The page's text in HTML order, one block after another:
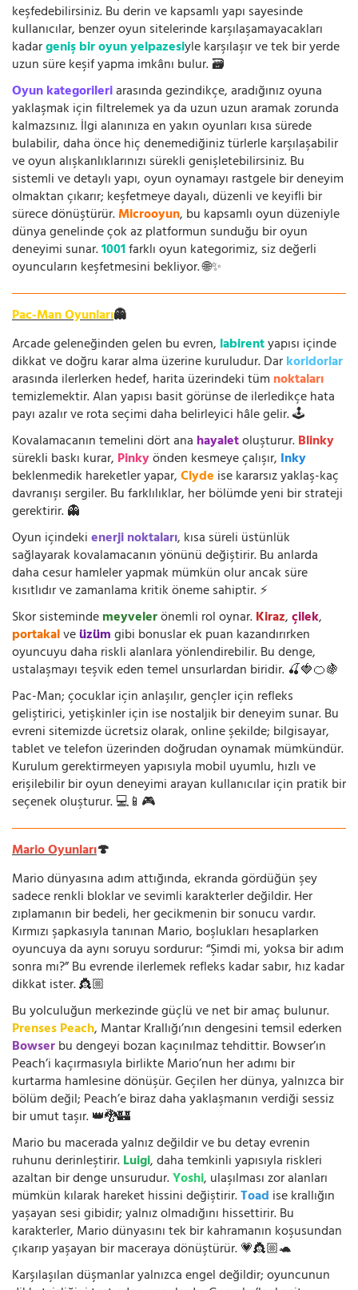
keşfedebilirsiniz. Bu derin ve kapsamlı yapı sayesinde
kullanıcılar, benzer oyun sitelerinde karşılaşamayacakları
kadargeniş bir oyun yelpazesiyle karşılaşır ve tek bir yerde
uzun süre keşif yapma imkânı bulur. 🗃️
Oyun kategorileriarasında gezindikçe, aradığınız oyuna
yaklaşmak için filtrelemek ya da uzun uzun aramak zorunda
kalmazsınız. İlgi alanınıza en yakın oyunları kısa sürede
bulabilir, daha önce hiç denemediğiniz türlerle karşılaşabilir
ve oyun alışkanlıklarınızı sürekli genişletebilirsiniz. Bu
sistemli ve detaylı yapı, oyun oynamayı rastgele bir deneyim
olmaktan çıkarır; keşfetmeye dayalı, düzenli ve keyifli bir
sürece dönüştürür.Microoyun, bu kapsamlı oyun düzeniyle
dünya genelinde çok az platformun sunduğu bir oyun
deneyimi sunar.1001farklı oyun kategorimiz, siz değerli
oyuncuların keşfetmesini bekliyor. 🌐✨
Pac-Man Oyunları👻
Arcade geleneğinden gelen bu evren, labirentyapısı içinde
dikkat ve doğru karar alma üzerine kuruludur. Darkoridorlar
arasında ilerlerken hedef, harita üzerindeki tüm noktaları
temizlemektir. Alan yapısı basit görünse de ilerledikçe hata
payı azalır ve rota seçimi daha belirleyici hâle gelir. 🕹️
Kovalamacanın temelini dört ana hayaletoluşturur.Blinky
sürekli baskı kurar, Pinkyönden kesmeye çalışır, Inky
beklenmedik hareketler yapar,Clyde ise kararsız yaklaş-kaç
davranışı sergiler. Bu farklılıklar, her bölümde yeni bir strateji
gerektirir. 👻
Oyun içindekienerji noktaları, kısa süreli üstünlük
sağlayarak kovalamacanın yönünü değiştirir. Bu anlarda
daha cesur hamleler yapmak mümkün olur ancak süre
kısıtlıdır ve zamanlama kritik öneme sahiptir. ⚡
Skor sistemindemeyvelerönemli rol oynar.Kiraz,çilek,
portakalveüzümgibi bonuslar ek puan kazandırırken
oyuncuyu daha riskli alanlara yönlendirebilir. Bu denge,
ustalaşmayı teşvik eden temel unsurlardan biridir. 🍒🍓🍊🍇
Pac-Man; çocuklar için anlaşılır, gençler için refleks
geliştirici, yetişkinler için ise nostaljik bir deneyim sunar. Bu
evreni sitemizde ücretsiz olarak, online şekilde; bilgisayar,
tablet ve telefon üzerinden doğrudan oynamak mümkündür.
Kurulum gerektirmeyen yapısıyla mobil uyumlu, hızlı ve
erişilebilir bir oyun deneyimi arayan kullanıcılar için pratik bir
seçenek oluşturur. 💻📱🎮
Mario Oyunları🍄
Mario dünyasına adım attığında, ekranda gördüğün şey
sadece renkli bloklar ve sevimli karakterler değildir. Her
zıplamanın bir bedeli, her gecikmenin bir sonucu vardır.
Kırmızı şapkasıyla tanınan Mario, boşlukları hesaplarken
oyuncuya da aynı soruyu sordurur: “Şimdi mi, yoksa bir adım
sonra mı?” Bu evrende ilerlemek refleks kadar sabır, hız kadar
dikkat ister. 👸🏼
Bu yolculuğun merkezinde güçlü ve net bir amaç bulunur.
Prenses Peach, Mantar Krallığı’nın dengesini temsil ederken
Bowserbu dengeyi bozan kaçınılmaz tehdittir. Bowser’ın
Peach’i kaçırmasıyla birlikte Mario’nun her adımı bir
kurtarma hamlesine dönüşür. Geçilen her dünya, yalnızca bir
bölüm değil; Peach’e biraz daha yaklaşmanın verdiği sessiz
bir umut taşır. 👑🐉🏰
Mario bu macerada yalnız değildir ve bu detay evrenin
ruhunu derinleştirir.Luigi, daha temkinli yapısıyla riskleri
azaltan bir denge unsurudur.Yoshi, ulaşılması zor alanları
mümkün kılarak hareket hissini değiştirir.Toad ise krallığın
yaşayan sesi gibidir; yalnız olmadığını hissettirir. Bu
karakterler, Mario dünyasını tek bir kahramanın koşusundan
çıkarıp yaşayan bir maceraya dönüştürür. 💗👸🏼🐢
Karşılaşılan düşmanlar yalnızca engel değildir; oyuncunun